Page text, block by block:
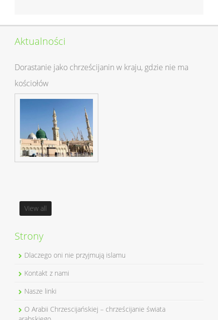
Aktualności
Dorastanie jako chrześcijanin w kraju, gdzie nie ma
kościołów
View all
Strony
Dlaczego oni nie przyjmują islamu
Kontakt z nami
Nasze linki
O Arabii Chrzescijańskiej – chrześcijanie świata